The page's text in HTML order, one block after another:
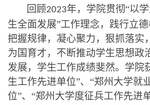
回顾2023年，学院贯彻“以
生全面发展”工作理念，践行立德
把握规律，凝心聚力，狠抓落实
为国育才，不断推动学生思想政
发展，学生工作成绩斐然。学院
生工作先进单位”、“郑州大学就
位”、“郑州大学度征兵工作先进